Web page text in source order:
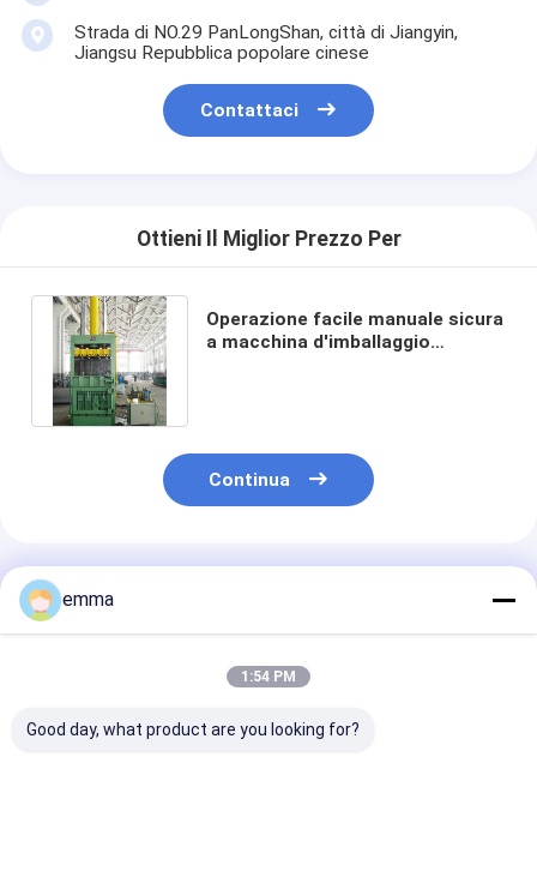
Strada di NO.29 PanLongShan, città di Jiangyin,
Jiangsu Repubblica popolare cinese
Contattaci
Ottieni Il Miglior Prezzo Per
Operazione facile manuale sicura
a macchina d'imballaggio
Continua
Prodotti Raccomandati
emma
1:54 PM
Good day, what product are you looking for?